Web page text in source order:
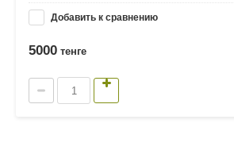
Добавить к сравнению
5000 тенге